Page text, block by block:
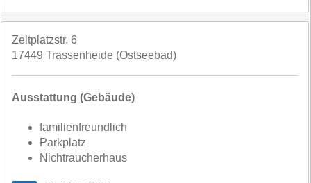
Zeltplatzstr. 6
17449 Trassenheide (Ostseebad)
Ausstattung (Gebäude)
familienfreundlich
Parkplatz
Nichtraucherhaus